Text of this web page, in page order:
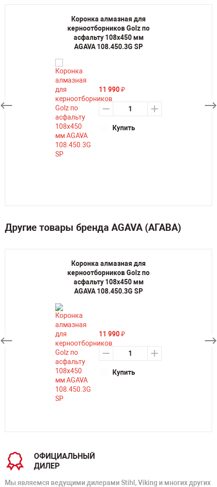
Коронка алмазная для
керноотборников Golz по
асфальту 108х450 мм
AGAVA 108.450.3G SP
11 990₽
Купить
Другие товары бренда AGAVA (АГАВА)
Коронка алмазная для
керноотборников Golz по
асфальту 108х450 мм
AGAVA 108.450.3G SP
11 990₽
Купить
ОФИЦИАЛЬНЫЙ
ДИЛЕР
Мы являемся ведущими дилерами Stihl, Viking и многих других